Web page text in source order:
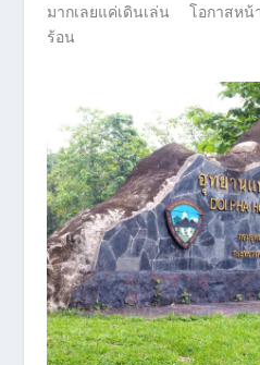
มากเลยแค่เดินเล่น โอกาสหน้
ร้อน